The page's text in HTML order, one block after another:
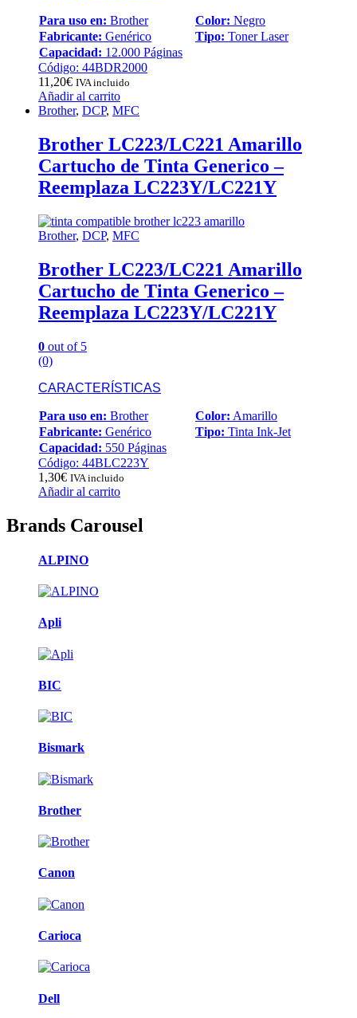
Para uso en: Brother Color: Negro
Fabricante: Genérico Tipo: Toner Laser
Capacidad: 12.000 Páginas
Código: 44BDR2000
11,20€ IVA incluido
Añadir al carrito
Brother, DCP, MFC
Brother LC223/LC221 Amarillo
Cartucho de Tinta Generico –
Reemplaza LC223Y/LC221Y
Brother, DCP, MFC
Brother LC223/LC221 Amarillo
Cartucho de Tinta Generico –
Reemplaza LC223Y/LC221Y
0 out of 5
(0)
CARACTERÍSTICAS
Para uso en: Brother Color: Amarillo
Fabricante: Genérico Tipo: Tinta Ink-Jet
Capacidad: 550 Páginas
Código: 44BLC223Y
1,30€ IVA incluido
Añadir al carrito
Brands Carousel
ALPINO
Apli
BIC
Bismark
Brother
Canon
Carioca
Dell